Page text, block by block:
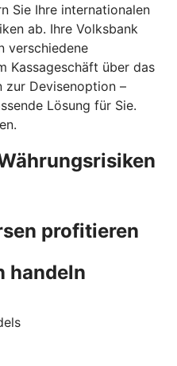
Sie Ihre internationalen
ab. Ihre Volksbank
verschiedene
Kassageschäft über das
zur Devisenoption –
Lösung für Sie.
profitieren
handeln